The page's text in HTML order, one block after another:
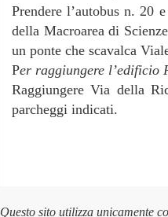
Prendere l’autobus n. 20
della Macroarea di
un ponte che scavalca
Per raggiungere l’edificio
Raggiungere Via della
parcheggi indicati.
Questo sito utilizza unicamente